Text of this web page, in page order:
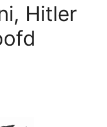
Hitler